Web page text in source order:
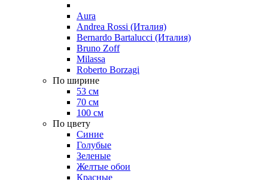
Aura
Andrea Rossi (Италия)
Bernardo Bartalucci (Италия)
Bruno Zoff
Milassa
Roberto Borzagi
По ширине
53 см
70 см
100 см
По цвету
Синие
Голубые
Зеленые
Желтые обои
Красные